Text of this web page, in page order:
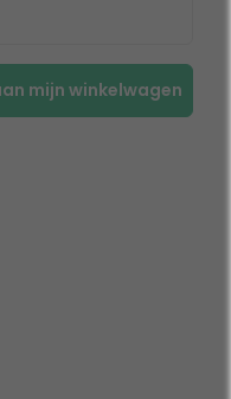
mijn winkelwagen